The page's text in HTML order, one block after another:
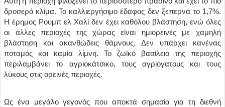
δροσερό κλίμα. Το καλλιεργήσιμο έδαφος δεν ξεπερνά το 1,7%.
Η έρημος Ρουμπ ελ Χαλί δεν έχει καθόλου βλάστηση, ενώ όλες
οι άλλες περιοχές της χώρας είναι ημιορεινές με χαμηλή
βλάστηση και ακανθώδεις θάμνους. Δεν υπάρχει κανένας
ποταμός και καμία λίμνη. Το ζωϊκό βασίλειο της περιοχής
περιλαμβάνει το αγριοκάτσικο, τους αγριόγατους και τους
λύκους στις ορεινές περιοχές.
Ως ένα μεγάλο γεγονός που αποκτά σημασία για τη διεθνή